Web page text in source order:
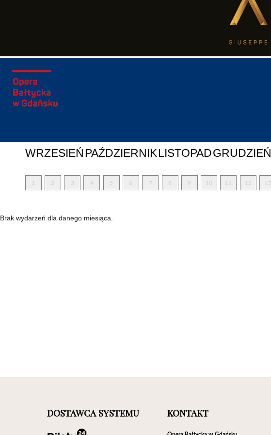
WRZESIEŃPAŹDZIERNIKLISTOPADGRUDZIEŃ
1 2 3 4 5 6 7 8 9 10 11 12 13
Brak wydarzeń dla danego miesiąca.
DOSTAWCA SYSTEMU KONTAKT